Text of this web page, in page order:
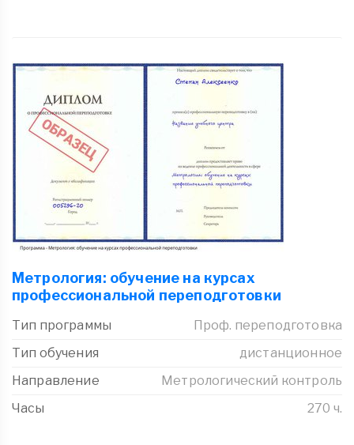
Метрология: обучение на курсах
профессиональной переподготовки
Тип программы
Проф. переподготовка
Тип обучения
дистанционное
Направление
Метрологический контроль
Часы
270 ч.